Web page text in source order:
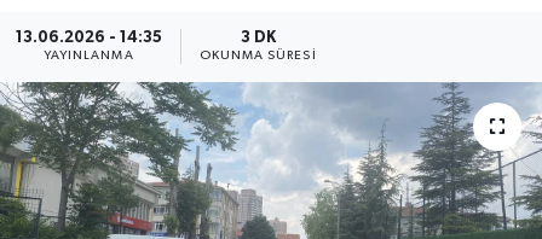
13.06.2026 - 14:35
YAYINLANMA
3 DK
OKUNMA SÜRESI
SAĞLIK
BİLİM VE TEKNOLOJİ